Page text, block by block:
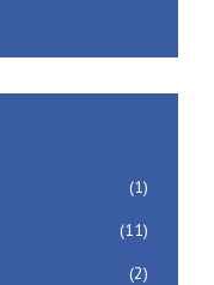
(1)
(11)
(2)